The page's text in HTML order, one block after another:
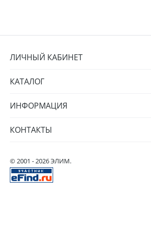
ЛИЧНЫЙ КАБИНЕТ
КАТАЛОГ
ИНФОРМАЦИЯ
КОНТАКТЫ
© 2001 - 2026 ЭЛИМ.